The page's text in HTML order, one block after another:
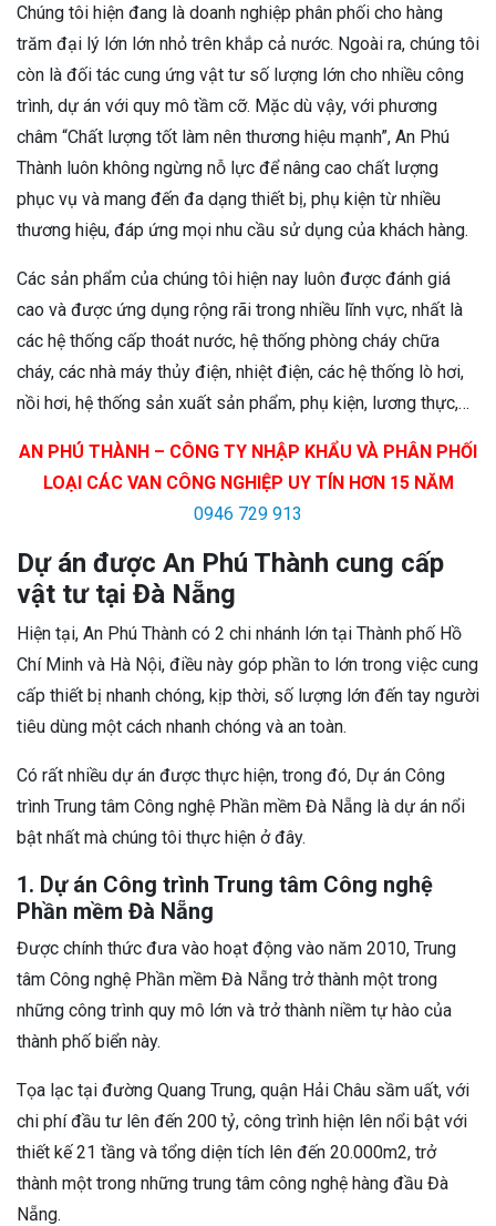
Chúng tôi hiện đang là doanh nghiệp phân phối cho hàng
trăm đại lý lớn lớn nhỏ trên khắp cả nước. Ngoài ra, chúng tôi
còn là đối tác cung ứng vật tư số lượng lớn cho nhiều công
trình, dự án với quy mô tầm cỡ. Mặc dù vậy, với phương
châm “Chất lượng tốt làm nên thương hiệu mạnh”, An Phú
Thành luôn không ngừng nỗ lực để nâng cao chất lượng
phục vụ và mang đến đa dạng thiết bị, phụ kiện từ nhiều
thương hiệu, đáp ứng mọi nhu cầu sử dụng của khách hàng.
Các sản phẩm của chúng tôi hiện nay luôn được đánh giá
cao và được ứng dụng rộng rãi trong nhiều lĩnh vực, nhất là
các hệ thống cấp thoát nước, hệ thống phòng cháy chữa
cháy, các nhà máy thủy điện, nhiệt điện, các hệ thống lò hơi,
nồi hơi, hệ thống sản xuất sản phẩm, phụ kiện, lương thực,…
AN PHÚ THÀNH – CÔNG TY NHẬP KHẨU VÀ PHÂN PHỐI
LOẠI CÁC VAN CÔNG NGHIỆP UY TÍN HƠN 15 NĂM
0946 729 913
Dự án được An Phú Thành cung cấp
vật tư tại Đà Nẵng
Hiện tại, An Phú Thành có 2 chi nhánh lớn tại Thành phố Hồ
Chí Minh và Hà Nội, điều này góp phần to lớn trong việc cung
cấp thiết bị nhanh chóng, kịp thời, số lượng lớn đến tay người
tiêu dùng một cách nhanh chóng và an toàn.
Có rất nhiều dự án được thực hiện, trong đó, Dự án Công
trình Trung tâm Công nghệ Phần mềm Đà Nẵng là dự án nổi
bật nhất mà chúng tôi thực hiện ở đây.
1. Dự án Công trình Trung tâm Công nghệ
Phần mềm Đà Nẵng
Được chính thức đưa vào hoạt động vào năm 2010, Trung
tâm Công nghệ Phần mềm Đà Nẵng trở thành một trong
những công trình quy mô lớn và trở thành niềm tự hào của
thành phố biển này.
Tọa lạc tại đường Quang Trung, quận Hải Châu sầm uất, với
chi phí đầu tư lên đến 200 tỷ, công trình hiện lên nổi bật với
thiết kế 21 tầng và tổng diện tích lên đến 20.000m2, trở
thành một trong những trung tâm công nghệ hàng đầu Đà
Nẵng.